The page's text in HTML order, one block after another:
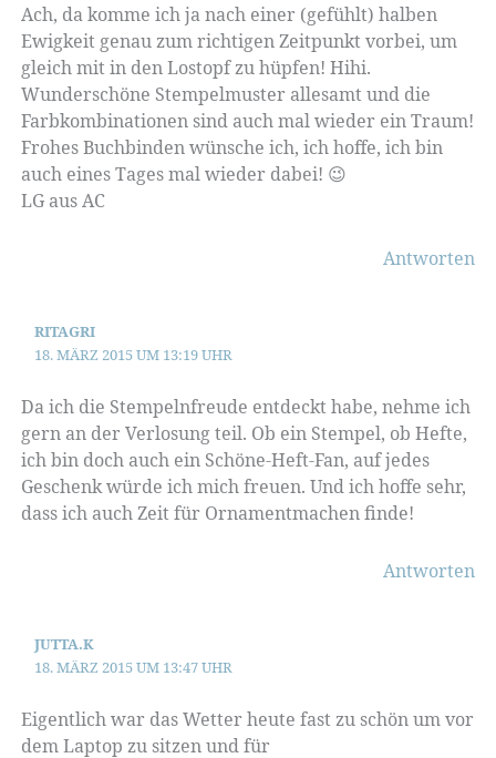
Ach, da komme ich ja nach einer (gefühlt) halben
Ewigkeit genau zum richtigen Zeitpunkt vorbei, um
gleich mit in den Lostopf zu hüpfen! Hihi.
Wunderschöne Stempelmuster allesamt und die
Farbkombinationen sind auch mal wieder ein Traum!
Frohes Buchbinden wünsche ich, ich hoffe, ich bin
auch eines Tages mal wieder dabei! 😉
LG aus AC
Antworten
RITAGRI
18. MÄRZ 2015 UM 13:19 UHR
Da ich die Stempelnfreude entdeckt habe, nehme ich
gern an der Verlosung teil. Ob ein Stempel, ob Hefte,
ich bin doch auch ein Schöne-Heft-Fan, auf jedes
Geschenk würde ich mich freuen. Und ich hoffe sehr,
dass ich auch Zeit für Ornamentmachen finde!
Antworten
JUTTA.K
18. MÄRZ 2015 UM 13:47 UHR
Eigentlich war das Wetter heute fast zu schön um vor
dem Laptop zu sitzen und für